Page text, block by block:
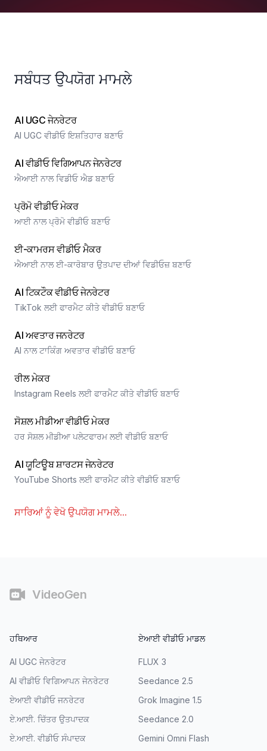
ਸਬੰਧਤ ਉਪਯੋਗ ਮਾਮਲੇ
AI UGC ਜੇਨਰੇਟਰ
AI UGC ਵੀਡੀਓ ਇਸ਼ਤਿਹਾਰ ਬਣਾਓ
AI ਵੀਡੀਓ ਵਿਗਿਆਪਨ ਜੇਨਰੇਟਰ
ਐਆਈ ਨਾਲ ਵਿਡੀਓ ਐਡ ਬਣਾਓ
ਪ੍ਰੋਮੋ ਵੀਡੀਓ ਮੇਕਰ
ਆਈ ਨਾਲ ਪ੍ਰੋਮੋ ਵੀਡੀਓ ਬਣਾਓ
ਈ-ਕਾਮਰਸ ਵੀਡੀਓ ਮੈਕਰ
ਐਆਈ ਨਾਲ ਈ-ਕਾਰੋਬਾਰ ਉਤਪਾਦ ਦੀਆਂ ਵਿਡੀਓਜ਼ ਬਣਾਓ
AI ਟਿਕਟੌਕ ਵੀਡੀਓ ਜੇਨਰੇਟਰ
TikTok ਲਈ ਫਾਰਮੈਟ ਕੀਤੇ ਵੀਡੀਓ ਬਣਾਓ
AI ਅਵਤਾਰ ਜਨਰੇਟਰ
AI ਨਾਲ ਟਾਕਿੰਗ ਅਵਤਾਰ ਵੀਡੀਓ ਬਣਾਓ
ਰੀਲ ਮੇਕਰ
Instagram Reels ਲਈ ਫਾਰਮੈਟ ਕੀਤੇ ਵੀਡੀਓ ਬਣਾਓ
ਸੋਸ਼ਲ ਮੀਡੀਆ ਵੀਡੀਓ ਮੇਕਰ
ਹਰ ਸੋਸ਼ਲ ਮੀਡੀਆ ਪਲੇਟਫਾਰਮ ਲਈ ਵੀਡੀਓ ਬਣਾਓ
AI ਯੂਟਿਊਬ ਸ਼ਾਰਟਸ ਜੇਨਰੇਟਰ
YouTube Shorts ਲਈ ਫਾਰਮੈਟ ਕੀਤੇ ਵੀਡੀਓ ਬਣਾਓ
ਸਾਰਿਆਂ ਨੂੰ ਵੇਖੋ ਉਪਯੋਗ ਮਾਮਲੇ...
VideoGen
ਹਥਿਆਰ
AI UGC ਜੇਨਰੇਟਰ
AI ਵੀਡੀਓ ਵਿਗਿਆਪਨ ਜੇਨਰੇਟਰ
ਏਆਈ ਵੀਡੀਓ ਜਨਰੇਟਰ
ਏ.ਆਈ. ਚਿੱਤਰ ਉਤਪਾਦਕ
ਏ.ਆਈ. ਵੀਡੀਓ ਸੰਪਾਦਕ
ਏਆਈ ਵੀਡੀਓ ਮਾਡਲ
FLUX 3
Seedance 2.5
Grok Imagine 1.5
Seedance 2.0
Gemini Omni Flash